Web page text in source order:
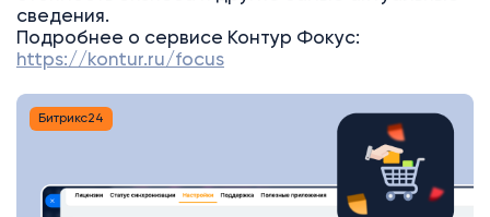
сведения.
Подробнее о сервисе Контур Фокус:
https://kontur.ru/focus
Битрикс24